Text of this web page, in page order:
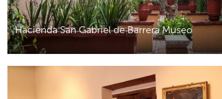
Hacienda San Gabriel de Barrera Museo